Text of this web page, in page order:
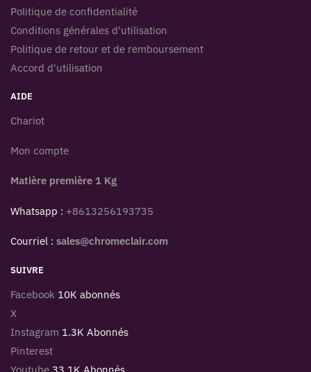
Politique de confidentialité
Conditions générales d'utilisation
Politique de retour et de remboursement
Accord d'utilisation
AIDE
Chariot
Mon compte
Matière première 1 Kg
Whatsapp : +8613256193735
Courriel : sales@chromeclair.com
SUIVRE
Facebook 10K abonnés
X
Instagram 1.3K Abonnés
Pinterest